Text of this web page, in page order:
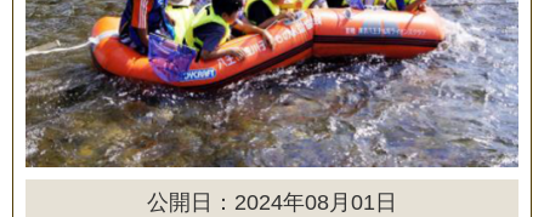
公開日：2024年08月01日